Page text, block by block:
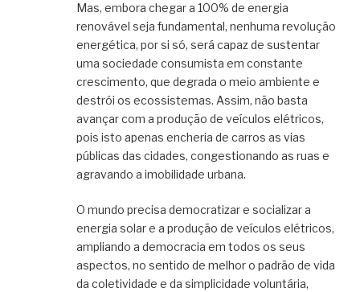
Mas, embora chegar a 100% de energia
renovável seja fundamental, nenhuma revolução
energética, por si só, será capaz de sustentar
uma sociedade consumista em constante
crescimento, que degrada o meio ambiente e
destrói os ecossistemas. Assim, não basta
avançar com a produção de veículos elétricos,
pois isto apenas encheria de carros as vias
públicas das cidades, congestionando as ruas e
agravando a imobilidade urbana.
O mundo precisa democratizar e socializar a
energia solar e a produção de veículos elétricos,
ampliando a democracia em todos os seus
aspectos, no sentido de melhor o padrão de vida
da coletividade e da simplicidade voluntária,